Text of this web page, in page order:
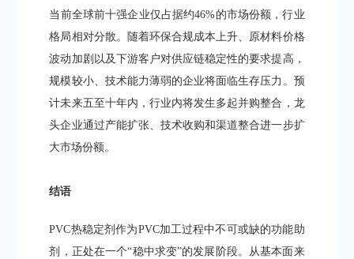
当前全球前十强企业仅占据约46%的市场份额，行业
格局相对分散。随着环保合规成本上升、原材料价格
波动加剧以及下游客户对供应链稳定性的要求提高，
规模较小、技术能力薄弱的企业将面临生存压力。预
计未来五至十年内，行业内将发生多起并购整合，龙
头企业通过产能扩张、技术收购和渠道整合进一步扩
大市场份额。
结语
PVC热稳定剂作为PVC加工过程中不可或缺的功能助
剂，正处在一个“稳中求变”的发展阶段。从基本面来